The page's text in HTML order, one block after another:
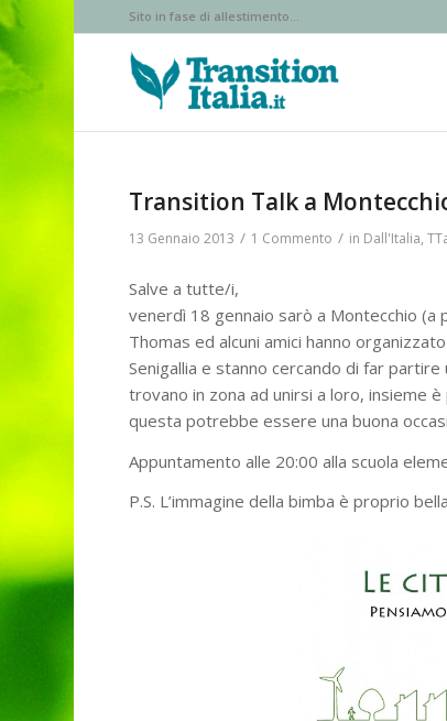
Sito in fase di allestimento...
Transition Talk a
13 Gennaio 2013 / 1 Commento / in Dall'Italia,
Salve a tutte/i,
venerdì 18 gennaio sarò a Montecchio (a
Thomas ed alcuni amici hanno
Senigallia e stanno cercando di far
trovano in zona ad unirsi a loro, insieme
questa potrebbe essere una buona
Appuntamento alle 20:00 alla scuola
P.S. L’immagine della bimba è proprio